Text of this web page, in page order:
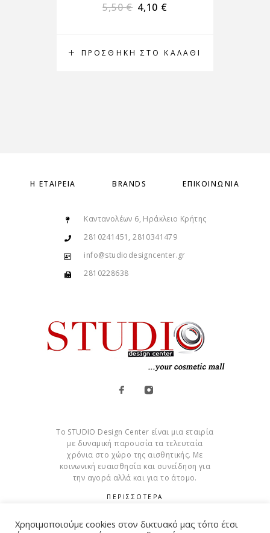
ΠΡΟΣΘΉΚΗ ΣΤΟ ΚΑΛΆΘΙ
5,50€ 4,10 €
Η ΕΤΑΙΡΕΊΑ BRANDS ΕΠΙΚΟΙΝΩΝΊΑ
Καντανολέων 6, Ηράκλειο Κρήτης
2810241451, 2810341479
info@studiodesigncenter.gr
2810228638
Το STUDIO Design Center είναι μια εταιρία
με δυναμική παρουσία τα τελευταία
χρόνια στο χώρο της αισθητικής. Με
κοινωνική ευαισθησία και συνείδηση για
την αγορά αλλά και για το άτομο.
ΠΕΡΙΣΣΟΤΕΡΑ
Cookies
Χρησιμοποιούμε cookies στον δικτυακό μας τόπο έτσι